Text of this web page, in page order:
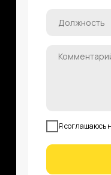
Я соглашаюсь